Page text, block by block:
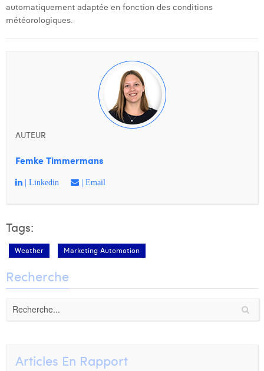
automatiquement adaptée en fonction des conditions
météorologiques.
AUTEUR
Femke Timmermans
| Linkedin | Email
Tags:
Weather Marketing Automation
Recherche
Articles En Rapport